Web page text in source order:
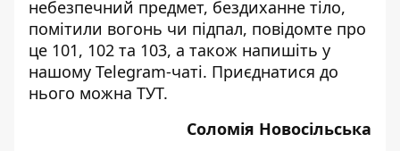
небезпечний предмет, бездиханне тіло,
помітили вогонь чи підпал, повідомте про
це 101, 102 та 103, а також напишіть у
нашому Telegram-чаті. Приєднатися до
нього можна ТУТ.
Соломія Новосільська